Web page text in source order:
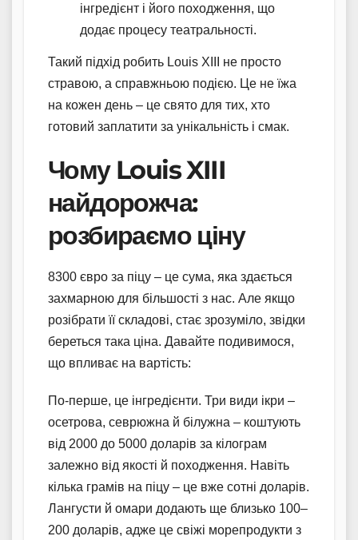
інгредієнт і його походження, що
додає процесу театральності.
Такий підхід робить Louis XIII не просто
стравою, а справжньою подією. Це не їжа
на кожен день – це свято для тих, хто
готовий заплатити за унікальність і смак.
Чому Louis XIII
найдорожча:
розбираємо ціну
8300 євро за піцу – це сума, яка здається
захмарною для більшості з нас. Але якщо
розібрати її складові, стає зрозуміло, звідки
береться така ціна. Давайте подивимося,
що впливає на вартість:
По-перше, це інгредієнти. Три види ікри –
осетрова, севрюжна й білужна – коштують
від 2000 до 5000 доларів за кілограм
залежно від якості й походження. Навіть
кілька грамів на піцу – це вже сотні доларів.
Лангусти й омари додають ще близько 100–
200 доларів, адже це свіжі морепродукти з